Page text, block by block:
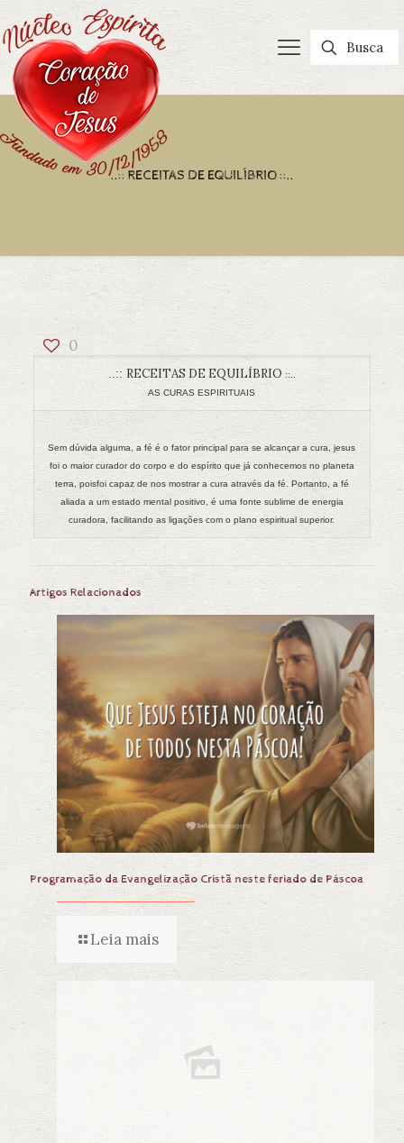
..:: RECEITAS DE EQUILÍBRIO ::..
0
..:: RECEITAS DE EQUILÍBRIO ::..
AS CURAS ESPIRITUAIS
Sem dúvida alguma, a fé é o fator principal para se alcançar a cura, jesus
foi o maior curador do corpo e do espírito que já conhecemos no planeta
terra, poisfoi capaz de nos mostrar a cura através da fé. Portanto, a fé
aliada a um estado mental positivo, é uma fonte sublime de energia
curadora, facilitando as ligações com o plano espiritual superior.
Artigos Relacionados
Programação da Evangelização Cristã neste feriado de Páscoa
Leia mais